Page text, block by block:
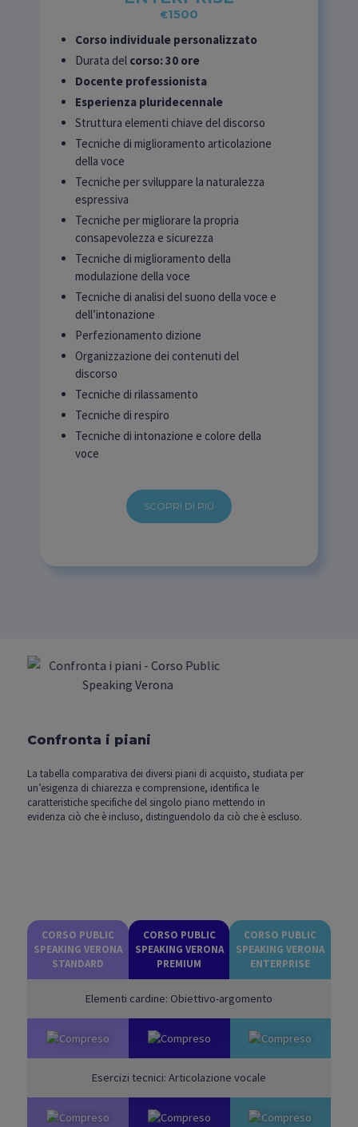
€1500
Corso individuale personalizzato
Durata del corso: 30 ore
Docente professionista
Esperienza pluridecennale
Struttura elementi chiave del discorso
Tecniche di miglioramento articolazione
della voce
Tecniche per sviluppare la naturalezza
espressiva
Tecniche per migliorare la propria
consapevolezza e sicurezza
Tecniche di miglioramento della
modulazione della voce
Tecniche di analisi del suono della voce e
dell’intonazione
Perfezionamento dizione
Organizzazione dei contenuti del
discorso
Tecniche di rilassamento
Tecniche di respiro
Tecniche di intonazione e colore della
voce
SCOPRI DI PIÙ
Confronta i piani
La tabella comparativa dei diversi piani di acquisto, studiata per
un’esigenza di chiarezza e comprensione, identifica le
caratteristiche specifiche del singolo piano mettendo in
evidenza ciò che è incluso, distinguendolo da ciò che è escluso.
CORSO PUBLIC
SPEAKING VERONA
STANDARD
CORSO PUBLIC
SPEAKING VERONA
PREMIUM
CORSO PUBLIC
SPEAKING VERONA
ENTERPRISE
Elementi cardine: Obiettivo-argomento
Esercizi tecnici: Articolazione vocale